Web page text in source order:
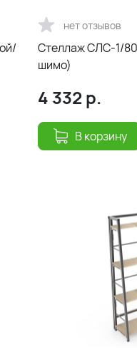
нет отзывов
Стеллаж СЛС-1/
шимо)
4 332 р.
В корзину